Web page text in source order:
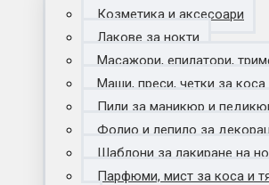
Козметика и аксесоари
Лакове за нокти
Масажори, епилатори,
Маши, преси, четки за коса
Пили за маникюр и
Фолио и лепило за
Шаблони за лакиране на
Парфюми, мист за коса и